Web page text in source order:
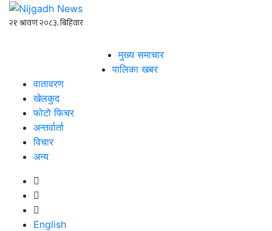
मुख्य समाचार
पालिका खबर
वातावरण
खेलकुद
फोटो फिचर
अन्तर्वार्ता
विचार
अन्य
English